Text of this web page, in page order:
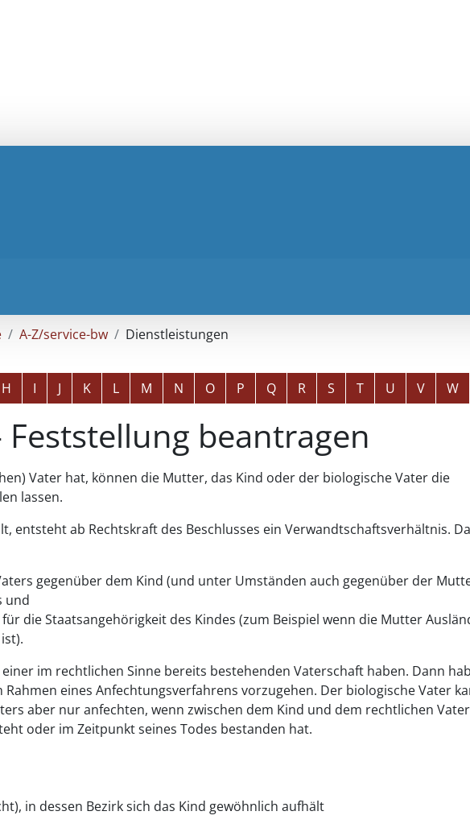
A-Z/service-bw
Dienstleistungen
H I J K L M N O P Q R S T U V W
beantragen
Vater hat, können die Mutter, das Kind oder der biologische Vater die
lassen.
entsteht ab Rechtskraft des Beschlusses ein Verwandtschaftsverhältnis.
gegenüber dem Kind (und unter Umständen auch gegenüber der
und
die Staatsangehörigkeit des Kindes (zum Beispiel wenn die Mutter
.
im rechtlichen Sinne bereits bestehenden Vaterschaft haben. Dann
Rahmen eines Anfechtungsverfahrens vorzugehen. Der biologische Vater
aber nur anfechten, wenn zwischen dem Kind und dem rechtlichen
oder im Zeitpunkt seines Todes bestanden hat.
in dessen Bezirk sich das Kind gewöhnlich aufhält